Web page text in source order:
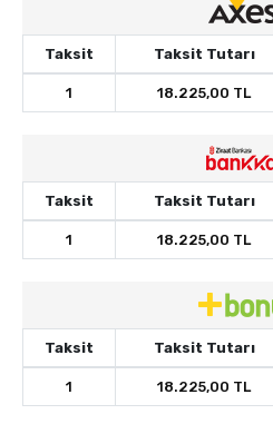
Taksit Taksit Tutarı
1 18.225,00 TL
Taksit Taksit Tutarı
1 18.225,00 TL
Taksit Taksit Tutarı
1 18.225,00 TL